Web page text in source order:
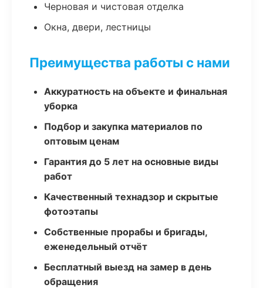
Черновая и чистовая отделка
Окна, двери, лестницы
Преимущества работы с нами
Аккуратность на объекте и финальная
уборка
Подбор и закупка материалов по
оптовым ценам
Гарантия до 5 лет на основные виды
работ
Качественный технадзор и скрытые
фотоэтапы
Собственные прорабы и бригады,
еженедельный отчёт
Бесплатный выезд на замер в день
обращения